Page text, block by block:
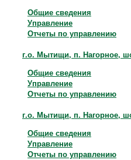
Общие сведения
Управление
Отчеты по управлению
г.о. Мытищи, п. Нагорное,
Общие сведения
Управление
Отчеты по управлению
г.о. Мытищи, п. Нагорное,
Общие сведения
Управление
Отчеты по управлению